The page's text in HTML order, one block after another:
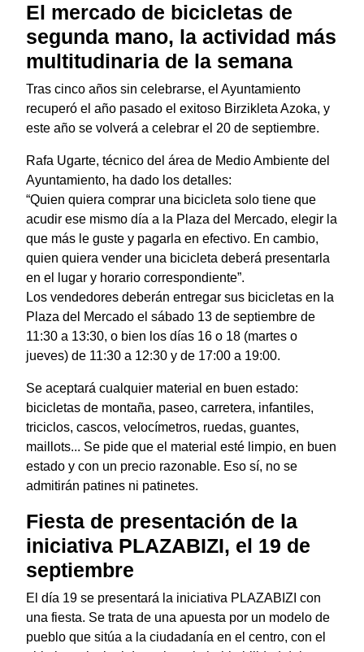
El mercado de bicicletas de
segunda mano, la actividad más
multitudinaria de la semana
Tras cinco años sin celebrarse, el Ayuntamiento
recuperó el año pasado el exitoso Birzikleta Azoka, y
este año se volverá a celebrar el 20 de septiembre.
Rafa Ugarte, técnico del área de Medio Ambiente del
Ayuntamiento, ha dado los detalles:
“Quien quiera comprar una bicicleta solo tiene que
acudir ese mismo día a la Plaza del Mercado, elegir la
que más le guste y pagarla en efectivo. En cambio,
quien quiera vender una bicicleta deberá presentarla
en el lugar y horario correspondiente”.
Los vendedores deberán entregar sus bicicletas en la
Plaza del Mercado el sábado 13 de septiembre de
11:30 a 13:30, o bien los días 16 o 18 (martes o
jueves) de 11:30 a 12:30 y de 17:00 a 19:00.
Se aceptará cualquier material en buen estado:
bicicletas de montaña, paseo, carretera, infantiles,
triciclos, cascos, velocímetros, ruedas, guantes,
maillots... Se pide que el material esté limpio, en buen
estado y con un precio razonable. Eso sí, no se
admitirán patines ni patinetes.
Fiesta de presentación de la
iniciativa PLAZABIZI, el 19 de
septiembre
El día 19 se presentará la iniciativa PLAZABIZI con
una fiesta. Se trata de una apuesta por un modelo de
pueblo que sitúa a la ciudadanía en el centro, con el